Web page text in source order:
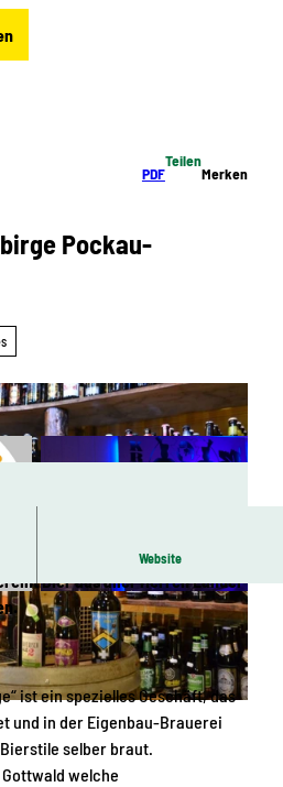
PDF
Teilen
Merken
Pockau-
© Bierfabrik Erzgebirge
Website
wurde 2016 von Uwe Gottwald
Bier aus aller Herren Länder
ist ein spezielles Geschäft, das
und in der Eigenbau-Brauerei
selber braut.
welche